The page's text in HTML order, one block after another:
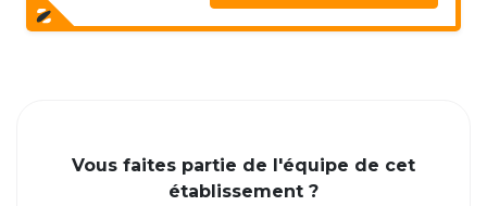
Vous faites partie de l'équipe de cet
établissement ?